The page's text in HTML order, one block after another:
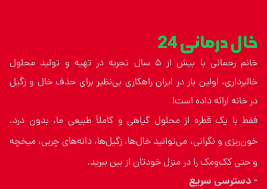
خال درمانی 24
خانم رحمانی با بیش از ۵ سال تجربه در تهیه و تولید محلول
خالبرداری، اولین بار در ایران راهکاری بی‌نظیر برای حذف خال و زگیل
در خانه ارائه داده است!
فقط با یک قطره از محلول گیاهی و کاملاً طبیعی ما، بدون درد،
خون‌ریزی و نگرانی، می‌توانید خال‌ها، زگیل‌ها، دانه‌های چربی، میخچه
و حتی کک‌ومک را در منزل خودتان از بین ببرید.
- دسترسی سریع